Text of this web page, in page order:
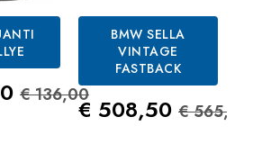
Prezzo Standard
€ 136,00
BMW SELLA
VINTAGE
FASTBACK
Prezzo
€ 508,50 Prezzo
€ 565,00